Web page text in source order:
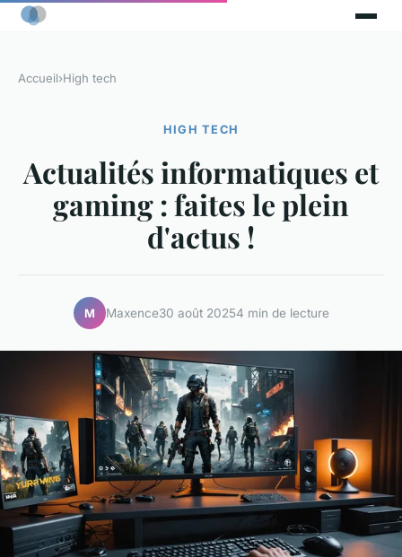
Accueil›High tech
HIGH TECH
Actualités informatiques et
gaming : faites le plein
d'actus !
M Maxence30 août 20254 min de lecture